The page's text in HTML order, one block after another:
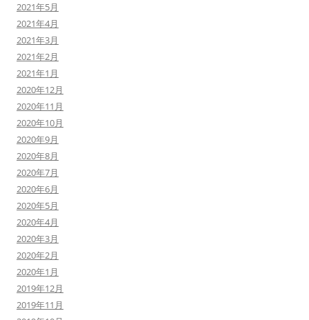
2021年5月
2021年4月
2021年3月
2021年2月
2021年1月
2020年12月
2020年11月
2020年10月
2020年9月
2020年8月
2020年7月
2020年6月
2020年5月
2020年4月
2020年3月
2020年2月
2020年1月
2019年12月
2019年11月